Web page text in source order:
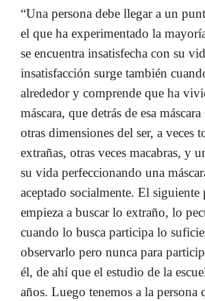
“Una persona debe llegar a un
el que ha experimentado la
se encuentra insatisfecha con su
insatisfacción surge también
alrededor y comprende que ha
máscara, que detrás de esa máscara
otras dimensiones del ser, a veces
extrañas, otras veces macabras, y
su vida perfeccionando una
aceptado socialmente. El siguiente
empieza a buscar lo extraño, lo
cuando lo busca participa lo
observarlo pero nunca para
él, de ahí que el estudio de la
años. Luego tenemos a la persona